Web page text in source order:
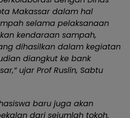
Makassar dalam hal
selama pelaksanaan
kendaraan sampah,
dihasilkan dalam kegiatan
diangkut ke bank
ujar Prof Ruslin, Sabtu
baru juga akan
dari sejumlah tokoh.